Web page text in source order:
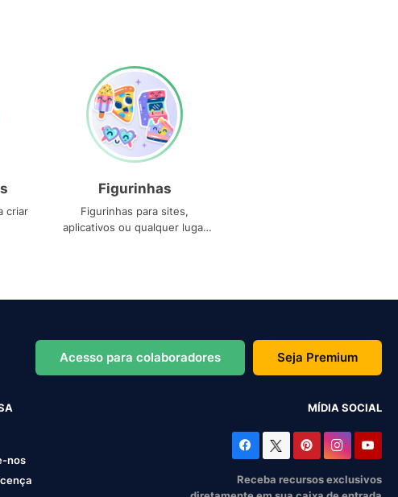
criar
Figurinhas
Figurinhas para sites,
aplicativos ou qualquer lugar
Acesso para colaboradores Seja Premium
nos
MÍDIA SOCIAL
Receba recursos exclusivos